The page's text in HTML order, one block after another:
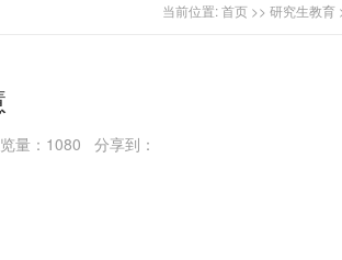
当前位置:首页 >> 研究生教育
量： 1080 分享到：